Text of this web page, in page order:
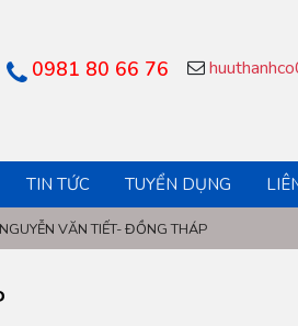
0981 80 66 76
TIN TỨC TUYỂN DỤNG
VĂN TIẾT- ĐỒNG THÁP